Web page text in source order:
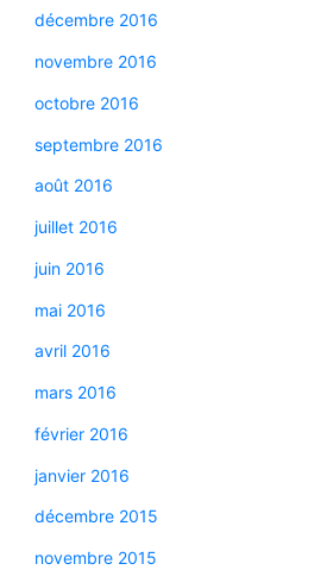
décembre 2016
novembre 2016
octobre 2016
septembre 2016
août 2016
juillet 2016
juin 2016
mai 2016
avril 2016
mars 2016
février 2016
janvier 2016
décembre 2015
novembre 2015